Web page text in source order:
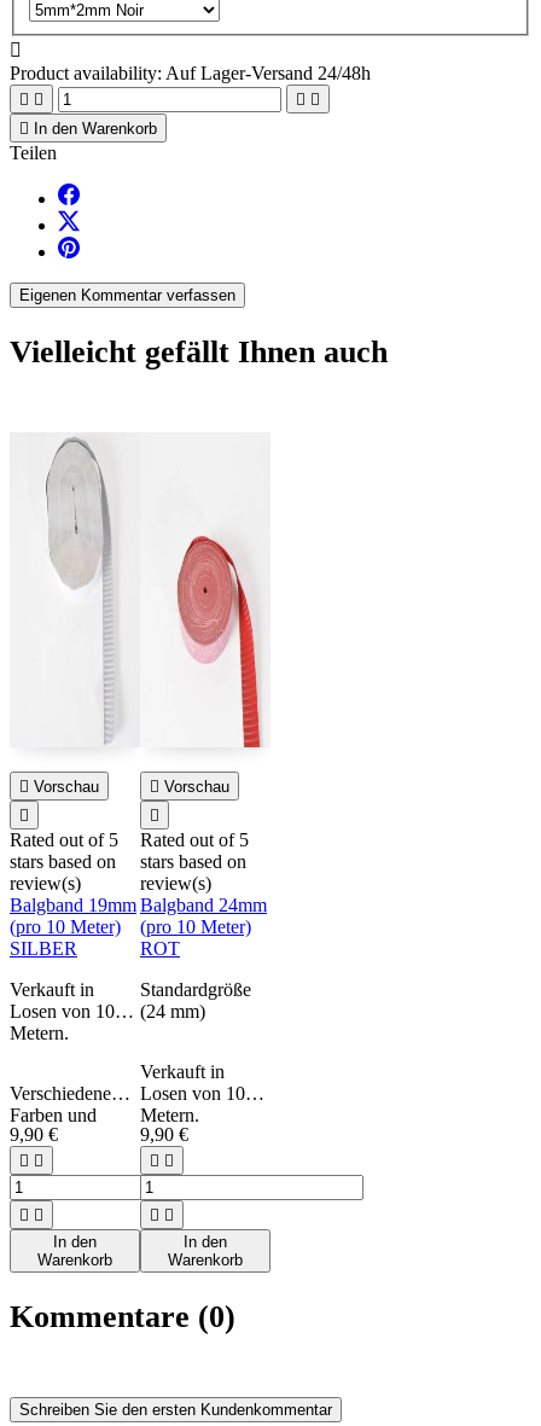

Product availability: Auf Lager-Versand 24/48h
   

In den Warenkorb
Teilen
Eigenen Kommentar verfassen
Vielleicht gefällt Ihnen auch
 Vorschau

Rated out of 5
stars based on
review(s)
Balgband 19mm
(pro 10 Meter)
SILBER
Verkauft in
Losen von 10
Metern.
Verschiedene
Farben und
Größen
erhältlich.
Wird mit
Gewebekleber
am Faltenbalg
befestigt.
Beschichtete
Spitzenqualität,
verwendet von
( Saltarelle
Cavagnolo ,
9,90 €
 
 
In den
Warenkorb
 Vorschau

Rated out of 5
stars based on
review(s)
Balgband 24mm
(pro 10 Meter)
ROT
Standardgröße
(24 mm)
Verkauft in
Losen von 10
Metern.
Verschiedene
Farben und
Größen
erhältlich.
Wird mit
Gewebekleber
befestigt.
Beschichtete
verwendet von
den besten
9,90 €
 
 
In den
Warenkorb
Kommentare (0)
Schreiben Sie den ersten Kundenkommentar